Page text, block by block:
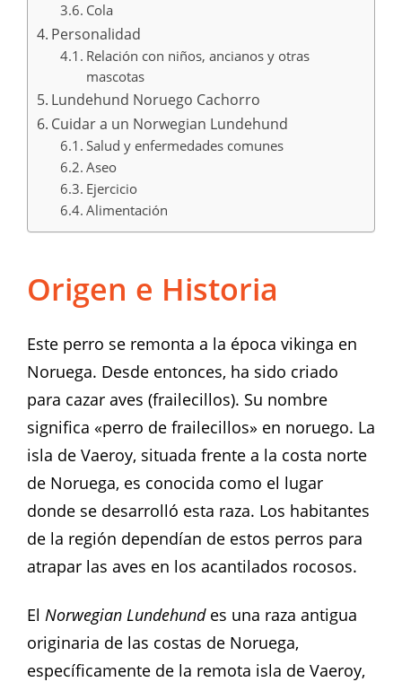
Cola
Personalidad
Relación con niños, ancianos y otras
mascotas
Lundehund Noruego Cachorro
Cuidar a un Norwegian Lundehund
Salud y enfermedades comunes
Aseo
Ejercicio
Alimentación
Origen e Historia
Este perro se remonta a la época vikinga en
Noruega. Desde entonces, ha sido criado
para cazar aves (frailecillos). Su nombre
significa «perro de frailecillos» en noruego. La
isla de Vaeroy, situada frente a la costa norte
de Noruega, es conocida como el lugar
donde se desarrolló esta raza. Los habitantes
de la región dependían de estos perros para
atrapar las aves en los acantilados rocosos.
El Norwegian Lundehundes una raza antigua
originaria de las costas de Noruega,
específicamente de la remota isla de Vaeroy,